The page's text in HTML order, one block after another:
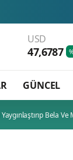
USD
47,6787
GÜNCEL
Bela